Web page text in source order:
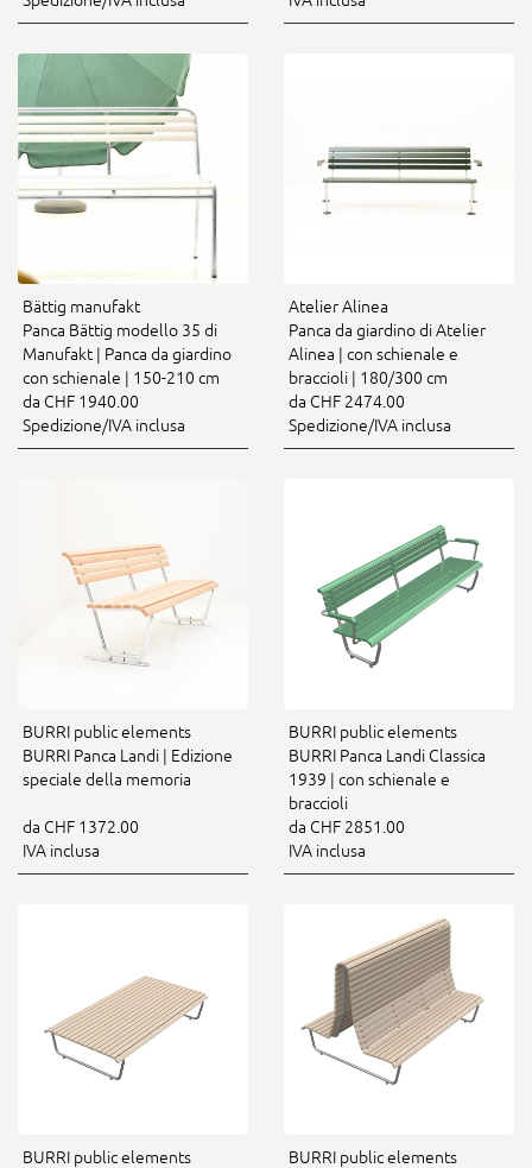
Bättig manufakt
Panca Bättig modello 35 di
Manufakt | Panca da giardino
con schienale | 150-210 cm
da CHF 1940.00
Spedizione/IVA inclusa
Atelier Alinea
Panca da giardino di Atelier
Alinea | con schienale e
braccioli | 180/300 cm
da CHF 2474.00
Spedizione/IVA inclusa
BURRI public elements
BURRI Panca Landi | Edizione
speciale della memoria
da CHF 1372.00
IVA inclusa
BURRI public elements
BURRI Panca Landi Classica
1939 | con schienale e
braccioli
da CHF 2851.00
IVA inclusa
BURRI public elements
BURRI public elements